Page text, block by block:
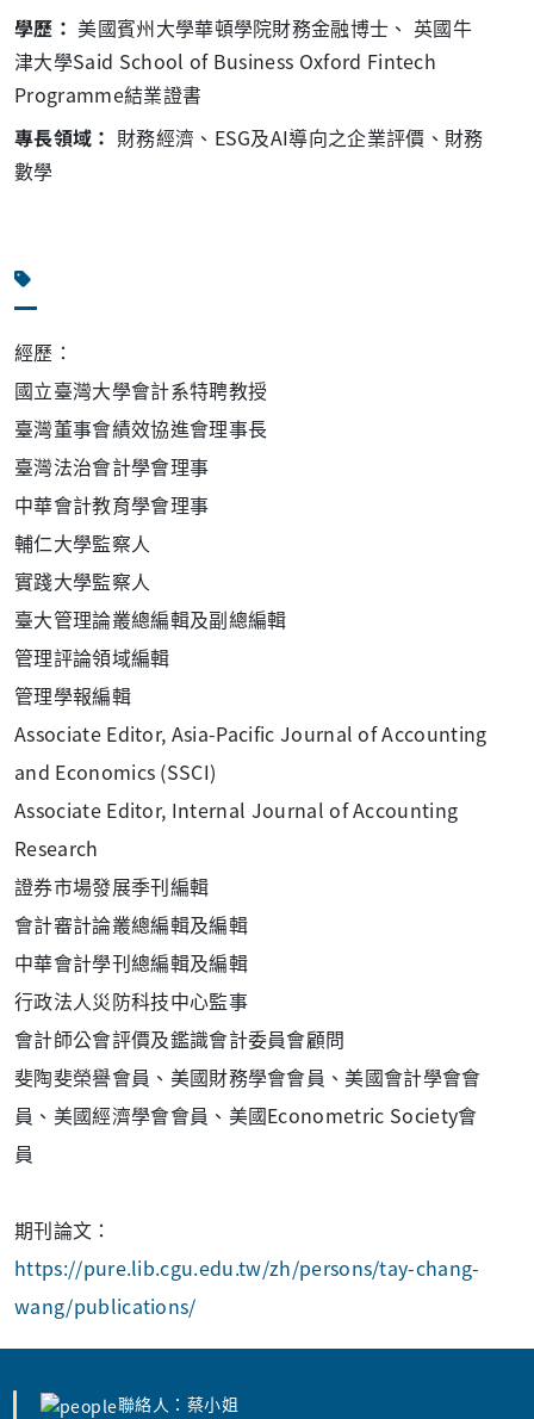
學歷： 美國賓州大學華頓學院財務金融博士、 英國牛
津大學Said School of Business Oxford Fintech
Programme結業證書
專長領域： 財務經濟、ESG及AI導向之企業評價、財務
數學
經歷：
國立臺灣大學會計系特聘教授
臺灣董事會績效協進會理事長
臺灣法治會計學會理事
中華會計教育學會理事
輔仁大學監察人
實踐大學監察人
臺大管理論叢總編輯及副總編輯
管理評論領域編輯
管理學報編輯
Associate Editor, Asia-Pacific Journal of Accounting
and Economics (SSCI)
Associate Editor, Internal Journal of Accounting
Research
證券市場發展季刊編輯
會計審計論叢總編輯及編輯
中華會計學刊總編輯及編輯
行政法人災防科技中心監事
會計師公會評價及鑑識會計委員會顧問
斐陶斐榮譽會員、美國財務學會會員、美國會計學會會
員、美國經濟學會會員、美國Econometric Society會
員
期刊論文：
https://pure.lib.cgu.edu.tw/zh/persons/tay-chang-
wang/publications/
聯絡人：蔡小姐